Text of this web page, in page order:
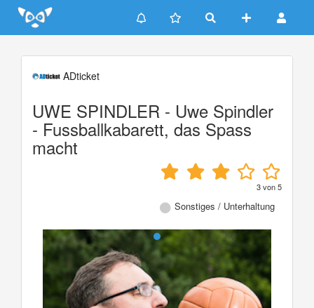
Update cookies preferences
ADticket
UWE SPINDLER - Uwe Spindler
- Fussballkabarett, das Spass
macht
3von5
Sonstiges / Unterhaltung